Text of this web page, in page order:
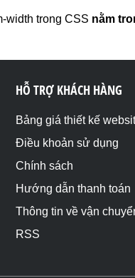
width trong CSS nằm
HỖ TRỢ KHÁCH HÀNG
Bảng giá thiết kế
Điều khoản sử dụng
Chính sách
Hướng dẫn thanh toán
Thông tin về vận
RSS